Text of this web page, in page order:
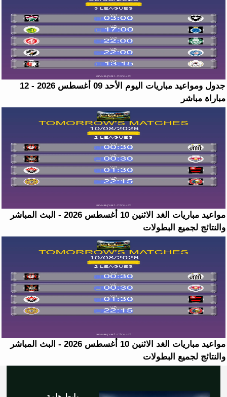
جدول ومواعيد مباريات اليوم الأحد 09 أغسطس 2026 - 12
مباراة مباشر
مواعيد مباريات الغد الاثنين 10 أغسطس 2026 - البث المباشر
والنتائج لجميع البطولات
مواعيد مباريات الغد الاثنين 10 أغسطس 2026 - البث المباشر
والنتائج لجميع البطولات